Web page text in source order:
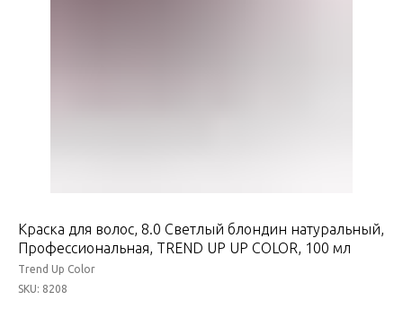
Краска для волос, 8.0 Светлый блондин натуральный,
Профессиональная, TREND UP UP COLOR, 100 мл
Trend Up Color
SKU: 8208